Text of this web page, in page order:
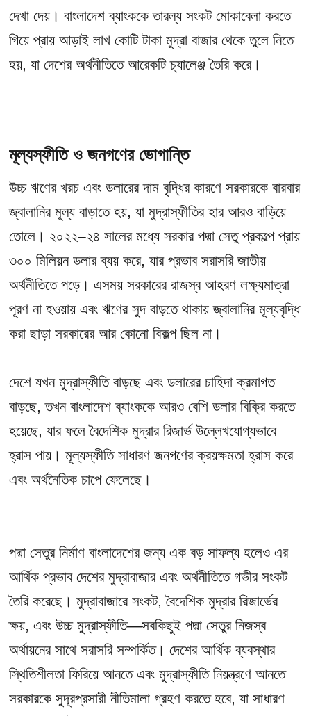
দেখা দেয়। বাংলাদেশ ব্যাংককে তারল্য সংকট মোকাবেলা করতে
গিয়ে প্রায় আড়াই লাখ কোটি টাকা মুদ্রা বাজার থেকে তুলে নিতে
হয়, যা দেশের অর্থনীতিতে আরেকটি চ্যালেঞ্জ তৈরি করে।
মূল্যস্ফীতি ও জনগণের ভোগান্তি
উচ্চ ঋণের খরচ এবং ডলারের দাম বৃদ্ধির কারণে সরকারকে বারবার
জ্বালানির মূল্য বাড়াতে হয়, যা মুদ্রাস্ফীতির হার আরও বাড়িয়ে
তোলে। ২০২২–২৪ সালের মধ্যে সরকার পদ্মা সেতু প্রকল্পে প্রায়
৩০০ মিলিয়ন ডলার ব্যয় করে, যার প্রভাব সরাসরি জাতীয়
অর্থনীতিতে পড়ে। এসময় সরকারের রাজস্ব আহরণ লক্ষ্যমাত্রা
পূরণ না হওয়ায় এবং ঋণের সুদ বাড়তে থাকায় জ্বালানির মূল্যবৃদ্ধি
করা ছাড়া সরকারের আর কোনো বিকল্প ছিল না।
দেশে যখন মুদ্রাস্ফীতি বাড়ছে এবং ডলারের চাহিদা ক্রমাগত
বাড়ছে, তখন বাংলাদেশ ব্যাংককে আরও বেশি ডলার বিক্রি করতে
হয়েছে, যার ফলে বৈদেশিক মুদ্রার রিজার্ভ উল্লেখযোগ্যভাবে
হ্রাস পায়। মূল্যস্ফীতি সাধারণ জনগণের ক্রয়ক্ষমতা হ্রাস করে
এবং অর্থনৈতিক চাপে ফেলেছে।
পদ্মা সেতুর নির্মাণ বাংলাদেশের জন্য এক বড় সাফল্য হলেও এর
আর্থিক প্রভাব দেশের মুদ্রাবাজার এবং অর্থনীতিতে গভীর সংকট
তৈরি করেছে। মুদ্রাবাজারে সংকট, বৈদেশিক মুদ্রার রিজার্ভের
ক্ষয়, এবং উচ্চ মুদ্রাস্ফীতি—সবকিছুই পদ্মা সেতুর নিজস্ব
অর্থায়নের সাথে সরাসরি সম্পর্কিত। দেশের আর্থিক ব্যবস্থার
স্থিতিশীলতা ফিরিয়ে আনতে এবং মুদ্রাস্ফীতি নিয়ন্ত্রণে আনতে
সরকারকে সুদূরপ্রসারী নীতিমালা গ্রহণ করতে হবে, যা সাধারণ